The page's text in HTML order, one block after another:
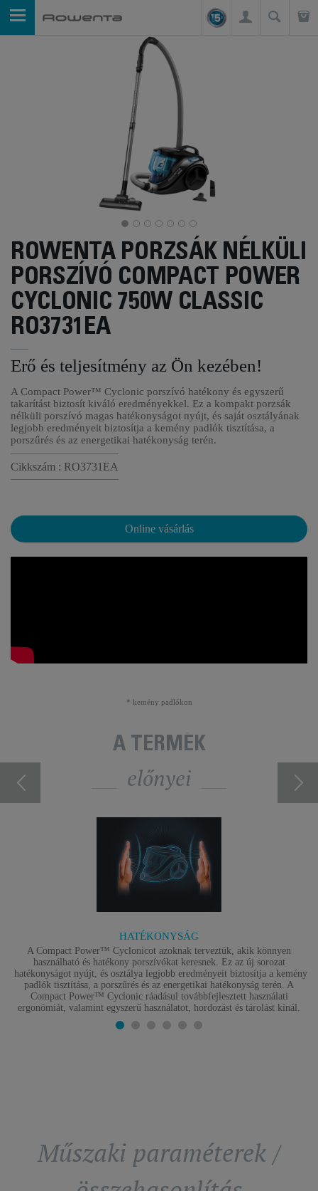
ROWENTA PORZSÁK NÉLKÜLI
PORSZÍVÓ COMPACT POWER
CYCLONIC 750W CLASSIC
RO3731EA
Erő és teljesítmény az Ön kezében!
A Compact Power™ Cyclonic porszívó hatékony és egyszerű
takarítást biztosít kiváló eredményekkel. Ez a kompakt porzsák
nélküli porszívó magas hatékonyságot nyújt, és saját osztályának
legjobb eredményeit biztosítja a kemény padlók tisztítása, a
porszűrés és az energetikai hatékonyság terén.
Cikkszám : RO3731EA
Online vásárlás
* kemény padlókon
A TERMÉK
előnyei
HATÉKONYSÁG
A Compact Power™ Cyclonicot azoknak terveztük, akik könnyen
használható és hatékony porszívókat keresnek. Ez az új sorozat
hatékonyságot nyújt, és osztálya legjobb eredményeit biztosítja a kemény
padlók tisztítása, a porszűrés és az energetikai hatékonyság terén. A
Compact Power™ Cyclonic ráadásul továbbfejlesztett használati
ergonómiát, valamint egyszerű használatot, hordozást és tárolást kínál.
Műszaki paraméterek /